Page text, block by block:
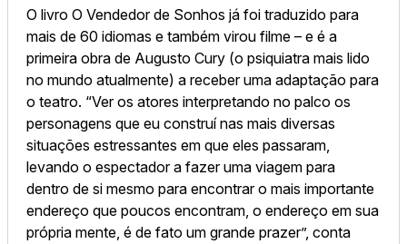
O livro O Vendedor de Sonhos já foi traduzido para
mais de 60 idiomas e também virou filme – e é a
primeira obra de Augusto Cury (o psiquiatra mais lido
no mundo atualmente) a receber uma adaptação para
o teatro. “Ver os atores interpretando no palco os
personagens que eu construí nas mais diversas
situações estressantes em que eles passaram,
levando o espectador a fazer uma viagem para
dentro de si mesmo para encontrar o mais importante
endereço que poucos encontram, o endereço em sua
própria mente, é de fato um grande prazer”, conta